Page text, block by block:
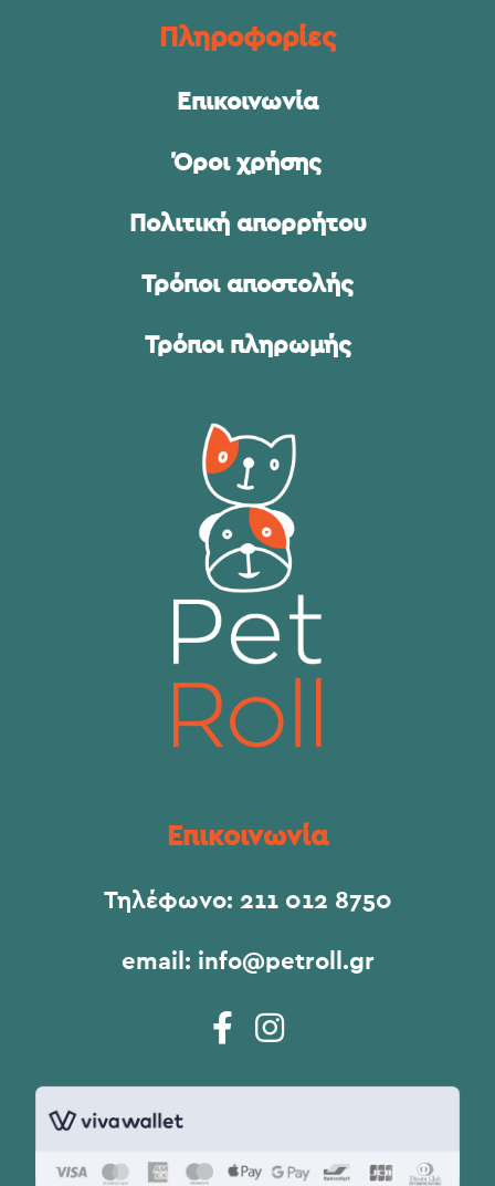
Πληροφορίες
Επικοινωνία
Όροι χρήσης
Πολιτική απορρήτου
Τρόποι αποστολής
Τρόποι πληρωμής
Επικοινωνία
Τηλέφωνο: 211 012 8750
email: info@petroll.gr